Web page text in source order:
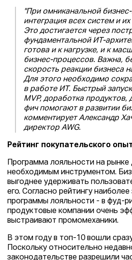
"При омниканальной
интеграция всех систем и
Это достигается через
фундаментальной ИТ-
готова и к нагрузке, и к
бизнес-процессов. Важна,
скорость реакции бизнеса
Для этого необходимо
в работе ИТ. Быстрый
MVP, доработка продуктов,
фич помогают в развитии
комментирует Александр
директор AWG.
Рейтинг покупательского
Программа лояльности на рынке
необходимым инструментом.
выгоднее удерживать
его. Согласно рейтингу
программы лояльности - в фуд-
продуктовые компании очень
выстраивают промомеханики.
В этом году в топ-10 вошли
Поскольку относительно
законодательстве разрешили